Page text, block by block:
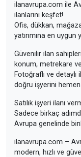
ilanavrupa.com ile
ilanlarını keşfet!
Ofis, dükkan,
yatırımına en uygun
Güvenilir ilan
konum, metrekare
Fotoğraflı ve detaylı
doğru işyerini hemen
Satılık işyeri ilanı
Sadece birkaç
Avrupa genelinde
ilanavrupa.com –
modern, hızlı ve